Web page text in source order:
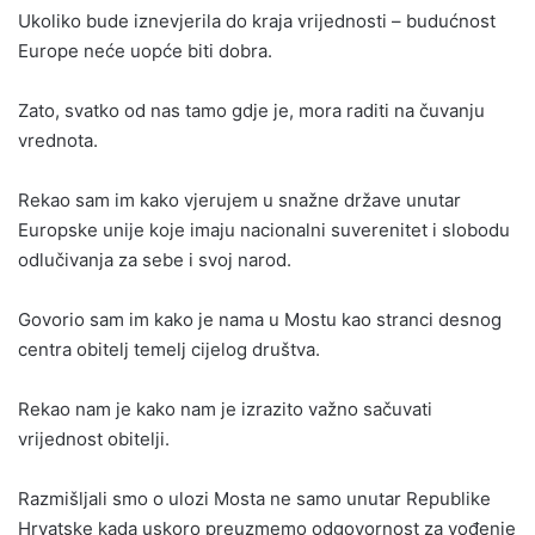
Ukoliko bude iznevjerila do kraja vrijednosti – budućnost
Europe neće uopće biti dobra.
Zato, svatko od nas tamo gdje je, mora raditi na čuvanju
vrednota.
Rekao sam im kako vjerujem u snažne države unutar
Europske unije koje imaju nacionalni suverenitet i slobodu
odlučivanja za sebe i svoj narod.
Govorio sam im kako je nama u Mostu kao stranci desnog
centra obitelj temelj cijelog društva.
Rekao nam je kako nam je izrazito važno sačuvati
vrijednost obitelji.
Razmišljali smo o ulozi Mosta ne samo unutar Republike
Hrvatske kada uskoro preuzmemo odgovornost za vođenje